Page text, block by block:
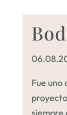
Fue uno